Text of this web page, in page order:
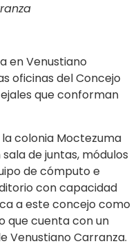
en Venustiano
oficinas del Concejo
que conforman
colonia Moctezuma
de juntas, módulos
de cómputo e
con capacidad
a este concejo como
que cuenta con un
Venustiano Carranza.